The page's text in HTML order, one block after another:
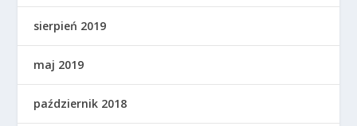
sierpień 2019
maj 2019
październik 2018